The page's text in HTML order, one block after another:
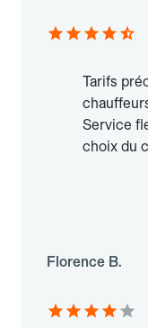
Tarifs
Service
choix du
Florence B.